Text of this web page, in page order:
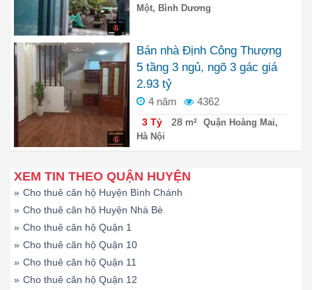
6
Một, Bình Dương
6
Bán nhà Định Công Thượng
5 tầng 3 ngủ, ngõ 3 gác giá
2.93 tỷ
4 năm 4362
3 Tỷ 28 m²
Quận Hoàng Mai,
Hà Nội
XEM TIN THEO QUẬN HUYỆN
» Cho thuê căn hộ Huyện Bình Chánh
» Cho thuê căn hộ Huyện Nhà Bè
» Cho thuê căn hộ Quận 1
» Cho thuê căn hộ Quận 10
» Cho thuê căn hộ Quận 11
» Cho thuê căn hộ Quận 12